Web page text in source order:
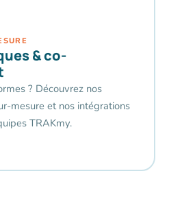
& co-
? Découvrez nos
mesure et nos intégrations
TRAKmy.